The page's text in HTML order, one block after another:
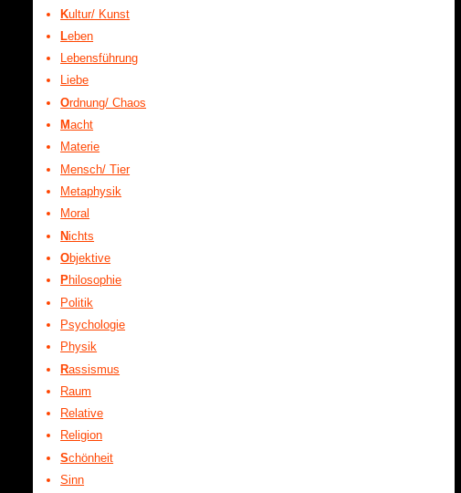
Kultur/ Kunst
Leben
Lebensführung
Liebe
Ordnung/ Chaos
Macht
Materie
Mensch/ Tier
Metaphysik
Moral
Nichts
Objektive
Philosophie
Politik
Psychologie
Physik
Rassismus
Raum
Relative
Religion
Schönheit
Sinn